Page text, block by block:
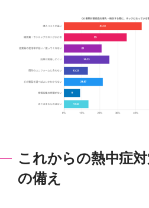
これからの熱中症
の備え